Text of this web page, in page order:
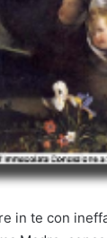
in te con